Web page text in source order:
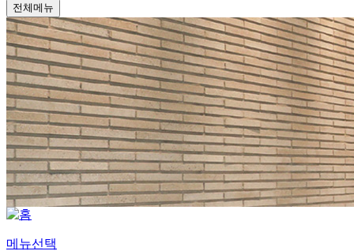
전체메뉴
메뉴선택